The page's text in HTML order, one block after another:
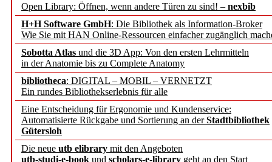
Open Library: Öffnen, wenn andere Türen zu sind! – nexbib
H+H Software GmbH: Die Bibliothek als Information-Broker
Wie Sie mit HAN Online-Ressourcen einfacher zugänglich
Sobotta Atlas und die 3D App: Von den ersten Lehrmitteln
in der Anatomie bis zu Complete Anatomy
bibliotheca: DIGITAL – MOBIL – VERNETZT
Ein rundes Bibliothekserlebnis für alle
Eine Entscheidung für Ergonomie und Kundenservice:
Automatisierte Rückgabe und Sortierung an derStadtbibliothek
Gütersloh
Die neue utb elibrary mit den Angeboten
utb-studi-e-book und scholars-e-library geht an den Start
und die Zeitschrift für
Francke Attempto
EBSCO Information
Recherchefunktionen in
Sorbisches Institut neu
Geschichte und